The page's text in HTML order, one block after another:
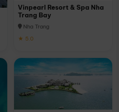
Vinpearl Resort & Spa Nha
Trang Bay
Nha Trang
★ 5.0